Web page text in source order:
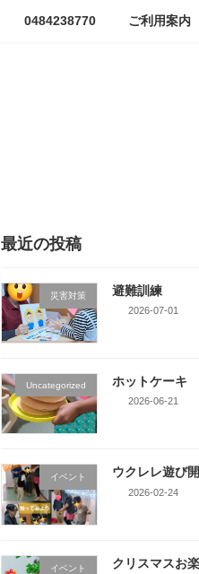
0484238770 ご利用案内
最近の投稿
災害対策 避難訓練
2026-07-01
Uncategorized ホットケーキ
2026-06-21
イベント ウクレレ遊び
2026-02-24
イベント クリスマスお